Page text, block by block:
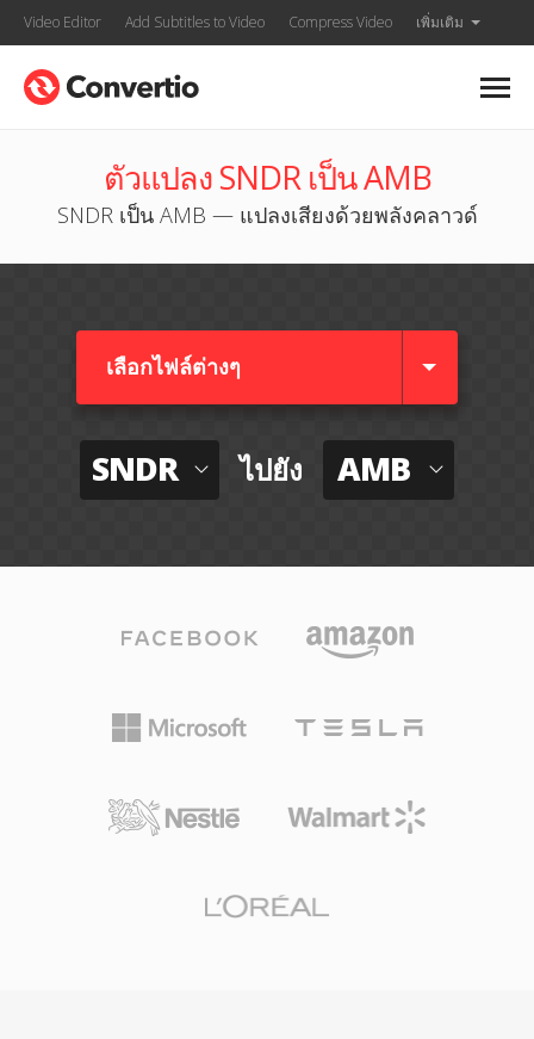
Video Editor Add Subtitles to Video Compress Video เพิ่มเติม
ตัวแปลง SNDR เป็น AMB
SNDR เป็น AMB — แปลงเสียงด้วยพลังคลาวด์
เลือกไฟล์ต่างๆ​
SNDR ไปยัง AMB